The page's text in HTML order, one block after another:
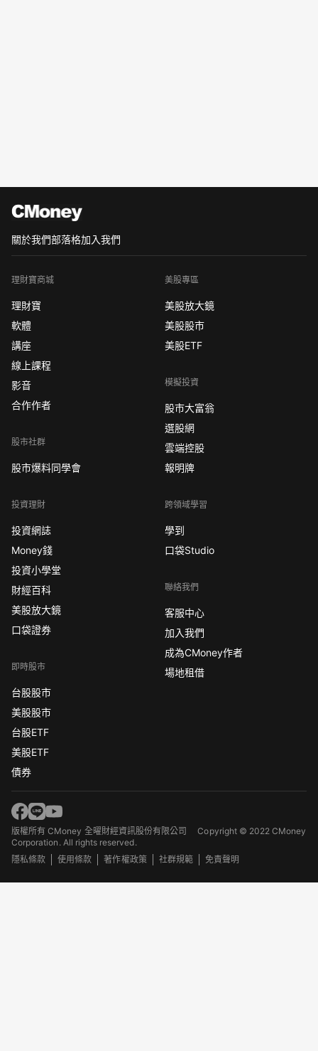
關於我們部落格加入我們
理財寶商城
理財寶
軟體
講座
線上課程
影音
合作作者
股市社群
股市爆料同學會
投資理財
投資網誌
Money錢
投資小學堂
財經百科
美股放大鏡
口袋證券
即時股市
台股股市
美股股市
台股ETF
美股ETF
債券
美股專區
美股放大鏡
美股股市
美股ETF
模擬投資
股市大富翁
選股網
雲端控股
報明牌
跨領域學習
學到
口袋Studio
聯絡我們
客服中心
加入我們
成為CMoney作者
場地租借
版權所有 CMoney 全曜財經資訊股份有限公司Copyright © 2022 CMoney
Corporation. All rights reserved.
隱私條款
使用條款 著作權政策 社群規範 免責聲明